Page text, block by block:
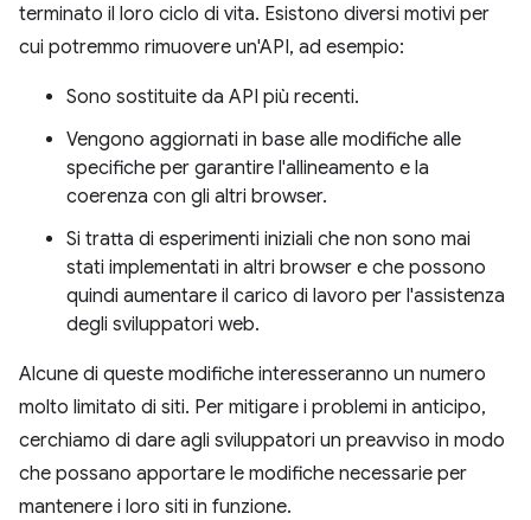
terminato il loro ciclo di vita. Esistono diversi motivi per
cui potremmo rimuovere un'API, ad esempio:
Sono sostituite da API più recenti.
Vengono aggiornati in base alle modifiche alle
specifiche per garantire l'allineamento e la
coerenza con gli altri browser.
Si tratta di esperimenti iniziali che non sono mai
stati implementati in altri browser e che possono
quindi aumentare il carico di lavoro per l'assistenza
degli sviluppatori web.
Alcune di queste modifiche interesseranno un numero
molto limitato di siti. Per mitigare i problemi in anticipo,
cerchiamo di dare agli sviluppatori un preavviso in modo
che possano apportare le modifiche necessarie per
mantenere i loro siti in funzione.